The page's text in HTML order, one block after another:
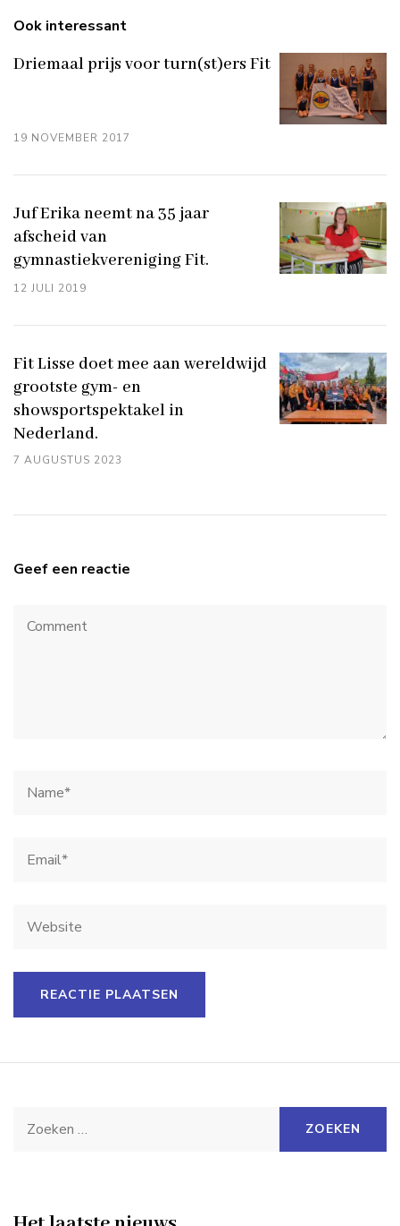
Ook interessant
19 NOVEMBER 2017
Driemaal prijs voor turn(st)ers Fit
12 JULI 2019
Juf Erika neemt na 35 jaar
afscheid van
gymnastiekvereniging Fit.
7 AUGUSTUS 2023
Fit Lisse doet mee aan wereldwijd
grootste gym- en
showsportspektakel in
Nederland.
Geef een reactie
Zoeken